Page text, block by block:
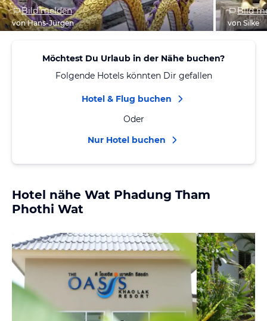
Bild melden
von Hans-Jürgen
Bild
von Silke
Möchtest Du Urlaub in der Nähe buchen?
Folgende Hotels könnten Dir gefallen
Hotel & Flug buchen
Oder
Nur Hotel buchen
Hotel nähe Wat Phadung Tham
Phothi Wat